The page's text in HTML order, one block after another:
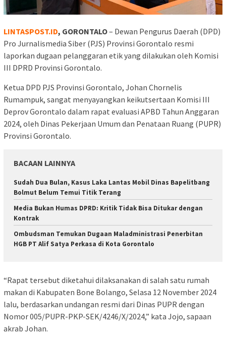
LINTASPOST.ID, GORONTALO– Dewan Pengurus Daerah (DPD)
Pro Jurnalismedia Siber (PJS) Provinsi Gorontalo resmi
laporkan dugaan pelanggaran etik yang dilakukan oleh Komisi
III DPRD Provinsi Gorontalo.
Ketua DPD PJS Provinsi Gorontalo, Johan Chornelis
Rumampuk, sangat menyayangkan keikutsertaan Komisi III
Deprov Gorontalo dalam rapat evaluasi APBD Tahun Anggaran
2024, oleh Dinas Pekerjaan Umum dan Penataan Ruang (PUPR)
Provinsi Gorontalo.
BACAAN LAINNYA
Sudah Dua Bulan, Kasus Laka Lantas Mobil Dinas Bapelitbang
Bolmut Belum Temui Titik Terang
Media Bukan Humas DPRD: Kritik Tidak Bisa Ditukar dengan
Kontrak
Ombudsman Temukan Dugaan Maladministrasi Penerbitan
HGB PT Alif Satya Perkasa di Kota Gorontalo
“Rapat tersebut diketahui dilaksanakan di salah satu rumah
makan di Kabupaten Bone Bolango, Selasa 12 November 2024
lalu, berdasarkan undangan resmi dari Dinas PUPR dengan
Nomor 005/PUPR-PKP-SEK/4246/X/2024,” kata Jojo, sapaan
akrab Johan.